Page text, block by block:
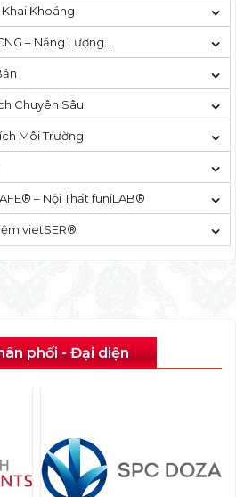
Khoáng
– Năng Lượng…
Chuyên Sâu
Môi Trường
– Nội Thất funiLAB®
vietSER®
phối - Đại diện